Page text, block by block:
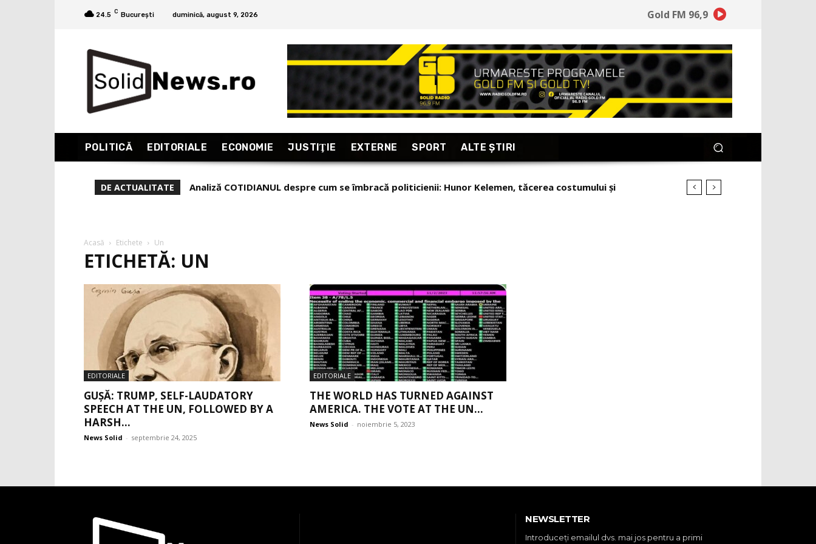
24.5 C București duminică, august 9, 2026 Gold FM 96,9
POLITICĂ EDITORIALE ECONOMIE JUSTIŢIE EXTERNE SPORT ALTE ŞTIRI
DE ACTUALITATE
Analiză COTIDIANUL despre cum se îmbracă politicienii: Hunor Kelemen, tăcerea costumului și
Președintele Poloniei cere Ucrainei să renunțe la propaganda in favoarea fascistului Bandera pentru
Acasă Etichete Un
ETICHETĂ: UN
EDITORIALE
GUȘĂ: TRUMP, SELF-LAUDATORY
SPEECH AT THE UN, FOLLOWED BY A
HARSH...
News Solid - septembrie 24, 2025
EDITORIALE
THE WORLD HAS TURNED AGAINST
AMERICA. THE VOTE AT THE UN...
News Solid - noiembrie 5, 2023
NEWSLETTER
Introduceţi emailul dvs. mai jos pentru a primi